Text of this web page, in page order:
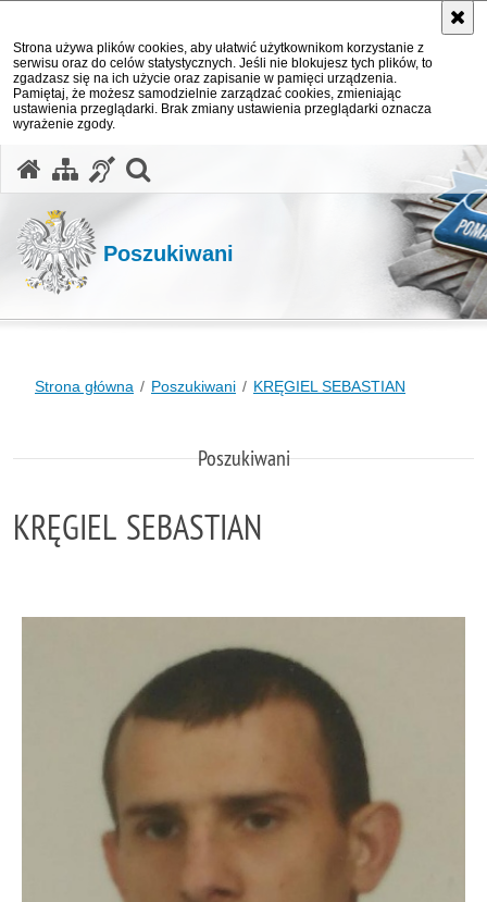
Strona używa plików cookies, aby ułatwić użytkownikom korzystanie z
serwisu oraz do celów statystycznych. Jeśli nie blokujesz tych plików, to
zgadzasz się na ich użycie oraz zapisanie w pamięci urządzenia.
Pamiętaj, że możesz samodzielnie zarządzać cookies, zmieniając
ustawienia przeglądarki. Brak zmiany ustawienia przeglądarki oznacza
wyrażenie zgody.
Poszukiwani
Strona główna Poszukiwani KRĘGIEL SEBASTIAN
Poszukiwani
KRĘGIEL SEBASTIAN